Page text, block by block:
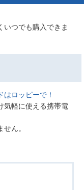
いつでも購入できま
ロッピーで！
気軽に使える携帯電
ん。